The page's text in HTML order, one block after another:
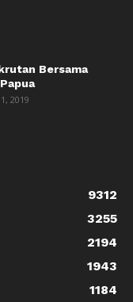
Bersama
2019
9312
3255
2194
1943
1184